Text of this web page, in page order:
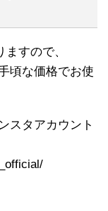
すので、
頃な価格でお使
スタアカウント